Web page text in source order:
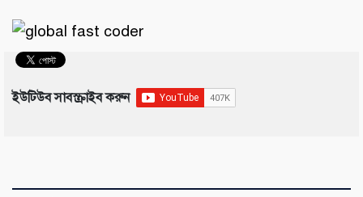
ইউটিউব সাবস্ক্রাইব করুন